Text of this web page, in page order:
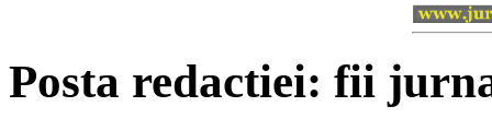
Posta redactiei: fii